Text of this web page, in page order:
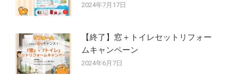
2024年7月17日
【終了】窓＋トイレセットリフォー
ムキャンペーン
2024年6月7日